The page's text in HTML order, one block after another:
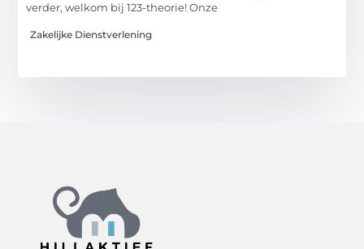
verder, welkom bij 123-theorie! Onze
Zakelijke Dienstverlening